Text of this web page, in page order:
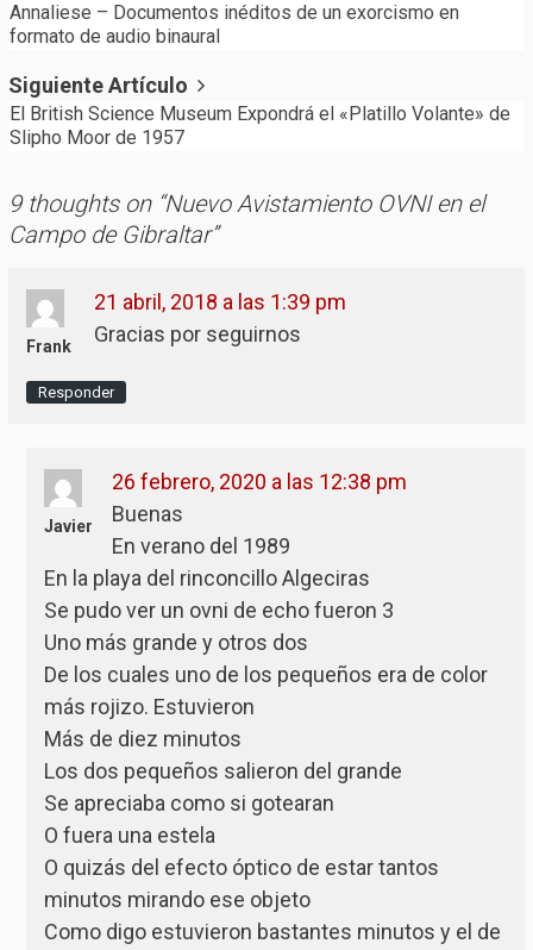
navigation
Annaliese – Documentos inéditos de un exorcismo en
formato de audio binaural
Siguiente Artículo
El British Science Museum Expondrá el «Platillo Volante» de
Slipho Moor de 1957
9 thoughts on “Nuevo Avistamiento OVNI en el
Campo de Gibraltar”
Frank
21 abril, 2018 a las 1:39 pm
Gracias por seguirnos
Responder
Javier
26 febrero, 2020 a las 12:38 pm
Buenas
En verano del 1989
En la playa del rinconcillo Algeciras
Se pudo ver un ovni de echo fueron 3
Uno más grande y otros dos
De los cuales uno de los pequeños era de color
más rojizo. Estuvieron
Más de diez minutos
Los dos pequeños salieron del grande
Se apreciaba como si gotearan
O fuera una estela
O quizás del efecto óptico de estar tantos
minutos mirando ese objeto
Como digo estuvieron bastantes minutos y el de